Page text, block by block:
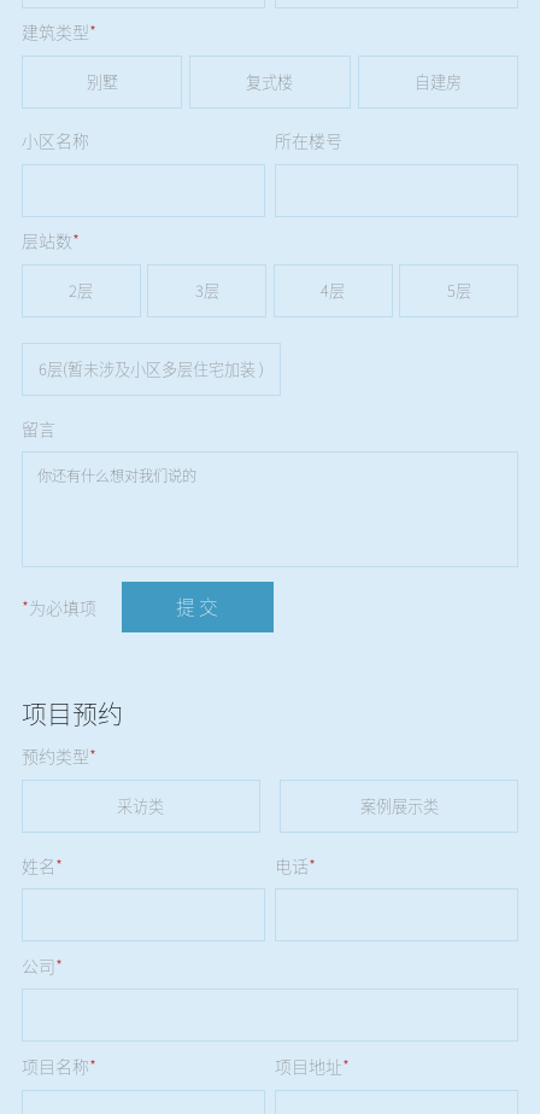
建筑类型*
别墅 复式楼 自建房
小区名称 所在楼号
层站数*
2层 3层 4层 5层
6层(暂未涉及小区多层住宅加装 )
留言
*为必填项 提 交
项目预约
预约类型*
采访类 案例展示类
姓名* 电话*
公司*
项目名称* 项目地址*